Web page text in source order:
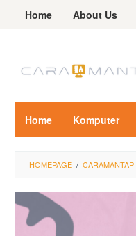
Home About Us
Home Komputer
HOMEPAGE / CARAMANTAP